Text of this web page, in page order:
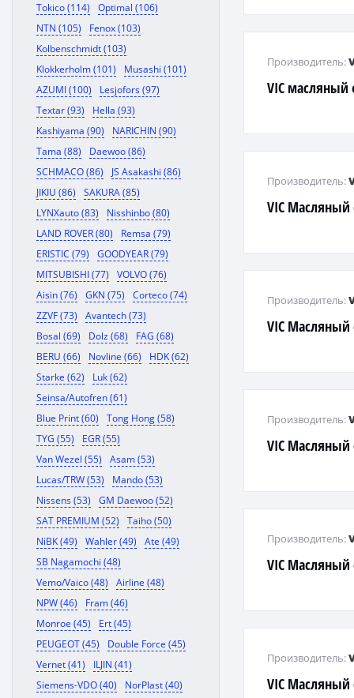
Tokico (114)
Optimal (106)
NTN (105)
Fenox (103)
Kolbenschmidt (103)
Klokkerholm (101)
Musashi (101)
AZUMI (100)
Lesjofors (97)
Textar (93)
Hella (93)
Kashiyama (90)
NARICHIN (90)
Tama (88)
Daewoo (86)
SCHMACO (86)
JS Asakashi (86)
JIKIU (86)
SAKURA (85)
LYNXauto (83)
Nisshinbo (80)
LAND ROVER (80)
Remsa (79)
ERISTIC (79)
GOODYEAR (79)
MITSUBISHI (77)
VOLVO (76)
Aisin (76)
GKN (75)
Corteco (74)
ZZVF (73)
Avantech (73)
Bosal (69)
Dolz (68)
FAG (68)
BERU (66)
Novline (66)
HDK (62)
Starke (62)
Luk (62)
Seinsa/Autofren (61)
Blue Print (60)
Tong Hong (58)
TYG (55)
EGR (55)
Van Wezel (55)
Asam (53)
Lucas/TRW (53)
Mando (53)
Nissens (53)
GM Daewoo (52)
SAT PREMIUM (52)
Taiho (50)
NiBK (49)
Wahler (49)
Ate (49)
SB Nagamochi (48)
Vemo/Vaico (48)
Airline (48)
NPW (46)
Fram (46)
Monroe (45)
Ert (45)
PEUGEOT (45)
Double Force (45)
Vernet (41)
ILJIN (41)
Siemens-VDO (40)
NorPlast (40)
VIC масляный
Производитель:
VIC
Производитель:
VIC
Производитель:
VIC Масляный
Производитель:
VIC Масляный
Производитель:
VIC
Производитель: